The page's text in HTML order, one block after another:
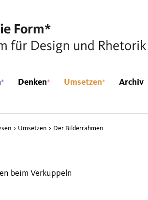
* Denken* Umsetzen* Archiv
> Umsetzen > Der Bilderrahmen
beim Verkuppeln